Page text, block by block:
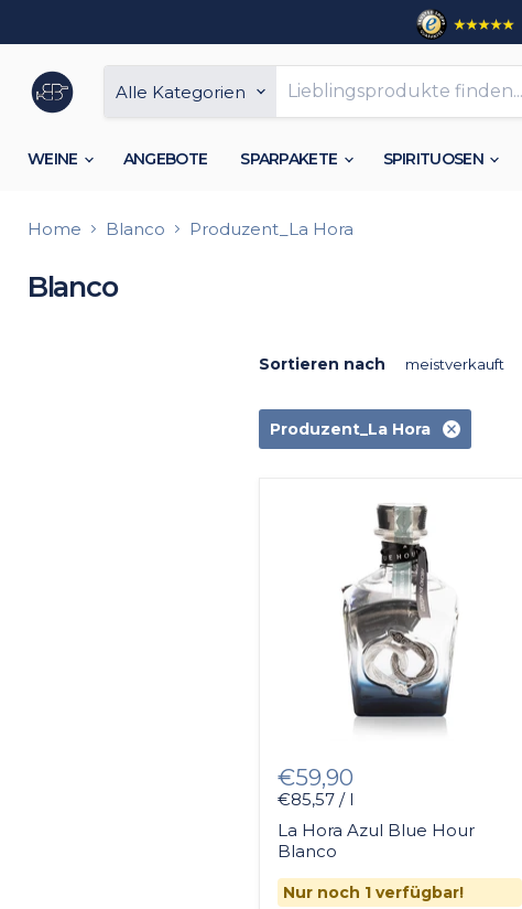
Alle Kategorien
WEINE ANGEBOTE SPARPAKETE SPIRITUOSEN
Home Blanco Produzent_La Hora
Blanco
Sortieren nach
Produzent_La Hora
€59,90
€85,57 / l
La Hora Azul Blue Hour
Blanco
Nur noch 1 verfügbar!